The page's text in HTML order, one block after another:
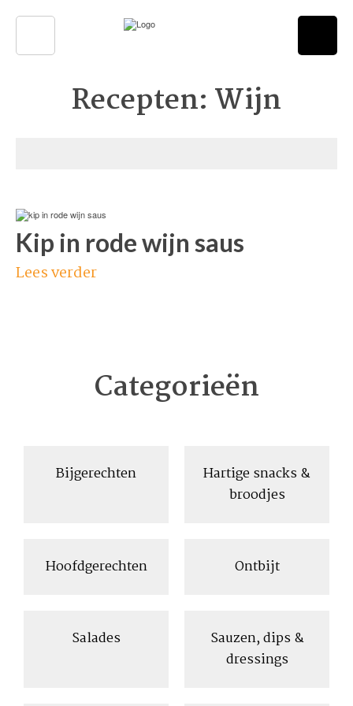
Recepten: Wijn
Kip in rode wijn saus
Lees verder
Categorieën
Bijgerechten
Hartige snacks &
broodjes
Hoofdgerechten Ontbijt
Salades
Sauzen, dips &
dressings